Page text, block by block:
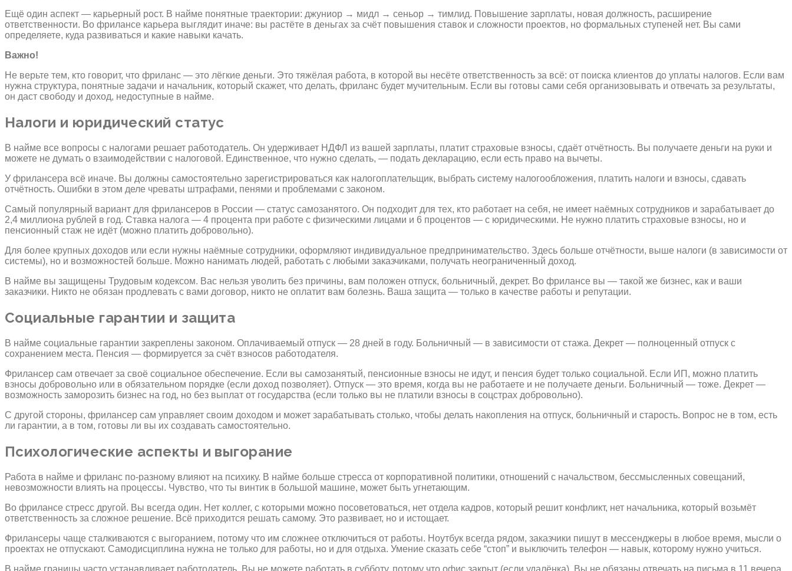
Ещё один аспект — карьерный рост. В найме понятные траектории: джуниор → мидл → сеньор → тимлид. Повышение зарплаты, новая должность, расширение
ответственности. Во фрилансе карьера выглядит иначе: вы растёте в деньгах за счёт повышения ставок и сложности проектов, но формальных ступеней нет. Вы сами
определяете, куда развиваться и какие навыки качать.
Важно!
Не верьте тем, кто говорит, что фриланс — это лёгкие деньги. Это тяжёлая работа, в которой вы несёте ответственность за всё: от поиска клиентов до уплаты налогов. Если вам
нужна структура, понятные задачи и начальник, который скажет, что делать, фриланс будет мучительным. Если вы готовы сами себя организовывать и отвечать за результаты,
он даст свободу и доход, недоступные в найме.
Налоги и юридический статус
В найме все вопросы с налогами решает работодатель. Он удерживает НДФЛ из вашей зарплаты, платит страховые взносы, сдаёт отчётность. Вы получаете деньги на руки и
можете не думать о взаимодействии с налоговой. Единственное, что нужно сделать, — подать декларацию, если есть право на вычеты.
У фрилансера всё иначе. Вы должны самостоятельно зарегистрироваться как налогоплательщик, выбрать систему налогообложения, платить налоги и взносы, сдавать
отчётность. Ошибки в этом деле чреваты штрафами, пенями и проблемами с законом.
Самый популярный вариант для фрилансеров в России — статус самозанятого. Он подходит для тех, кто работает на себя, не имеет наёмных сотрудников и зарабатывает до
2,4 миллиона рублей в год. Ставка налога — 4 процента при работе с физическими лицами и 6 процентов — с юридическими. Не нужно платить страховые взносы, но и
пенсионный стаж не идёт (можно платить добровольно).
Для более крупных доходов или если нужны наёмные сотрудники, оформляют индивидуальное предпринимательство. Здесь больше отчётности, выше налоги (в зависимости от
системы), но и возможностей больше. Можно нанимать людей, работать с любыми заказчиками, получать неограниченный доход.
В найме вы защищены Трудовым кодексом. Вас нельзя уволить без причины, вам положен отпуск, больничный, декрет. Во фрилансе вы — такой же бизнес, как и ваши
заказчики. Никто не обязан продлевать с вами договор, никто не оплатит вам болезнь. Ваша защита — только в качестве работы и репутации.
Социальные гарантии и защита
В найме социальные гарантии закреплены законом. Оплачиваемый отпуск — 28 дней в году. Больничный — в зависимости от стажа. Декрет — полноценный отпуск с
сохранением места. Пенсия — формируется за счёт взносов работодателя.
Фрилансер сам отвечает за своё социальное обеспечение. Если вы самозанятый, пенсионные взносы не идут, и пенсия будет только социальной. Если ИП, можно платить
взносы добровольно или в обязательном порядке (если доход позволяет). Отпуск — это время, когда вы не работаете и не получаете деньги. Больничный — тоже. Декрет —
возможность заморозить бизнес на год, но без выплат от государства (если только вы не платили взносы в соцстрах добровольно).
С другой стороны, фрилансер сам управляет своим доходом и может зарабатывать столько, чтобы делать накопления на отпуск, больничный и старость. Вопрос не в том, есть
ли гарантии, а в том, готовы ли вы их создавать самостоятельно.
Психологические аспекты и выгорание
Работа в найме и фриланс по-разному влияют на психику. В найме больше стресса от корпоративной политики, отношений с начальством, бессмысленных совещаний,
невозможности влиять на процессы. Чувство, что ты винтик в большой машине, может быть угнетающим.
Во фрилансе стресс другой. Вы всегда один. Нет коллег, с которыми можно посоветоваться, нет отдела кадров, который решит конфликт, нет начальника, который возьмёт
ответственность за сложное решение. Всё приходится решать самому. Это развивает, но и истощает.
Фрилансеры чаще сталкиваются с выгоранием, потому что им сложнее отключиться от работы. Ноутбук всегда рядом, заказчики пишут в мессенджеры в любое время, мысли о
проектах не отпускают. Самодисциплина нужна не только для работы, но и для отдыха. Умение сказать себе “стоп” и выключить телефон — навык, которому нужно учиться.
В найме границы часто устанавливает работодатель. Вы не можете работать в субботу, потому что офис закрыт (если удалёнка). Вы не обязаны отвечать на письма в 11 вечера.